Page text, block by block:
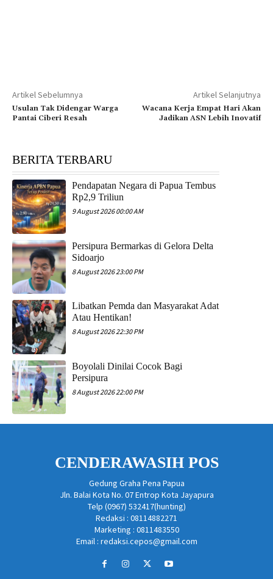
Artikel Sebelumnya
Usulan Tak Didengar Warga
Pantai Ciberi Resah
Artikel Selanjutnya
Wacana Kerja Empat Hari Akan
Jadikan ASN Lebih Inovatif
BERITA TERBARU
Pendapatan Negara di Papua Tembus
Rp2,9 Triliun
9 August 2026 00:00 AM
Persipura Bermarkas di Gelora Delta
Sidoarjo
8 August 2026 23:00 PM
Libatkan Pemda dan Masyarakat Adat
Atau Hentikan!
8 August 2026 22:30 PM
Boyolali Dinilai Cocok Bagi
Persipura
8 August 2026 22:00 PM
CENDERAWASIH POS
Gedung Graha Pena Papua
Jln. Balai Kota No. 07 Entrop Kota Jayapura
Telp (0967) 532417(hunting)
Redaksi : 08114882271
Marketing : 0811483550
Email : redaksi.cepos@gmail.com